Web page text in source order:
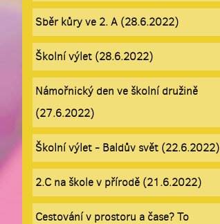
Sběr kůry ve 2. A (28.6.2022)
Školní výlet (28.6.2022)
Námořnický den ve školní družině
(27.6.2022)
Školní výlet - Baldův svět (22.6.2022)
2.C na škole v přírodě (21.6.2022)
Cestování v prostoru a čase? To